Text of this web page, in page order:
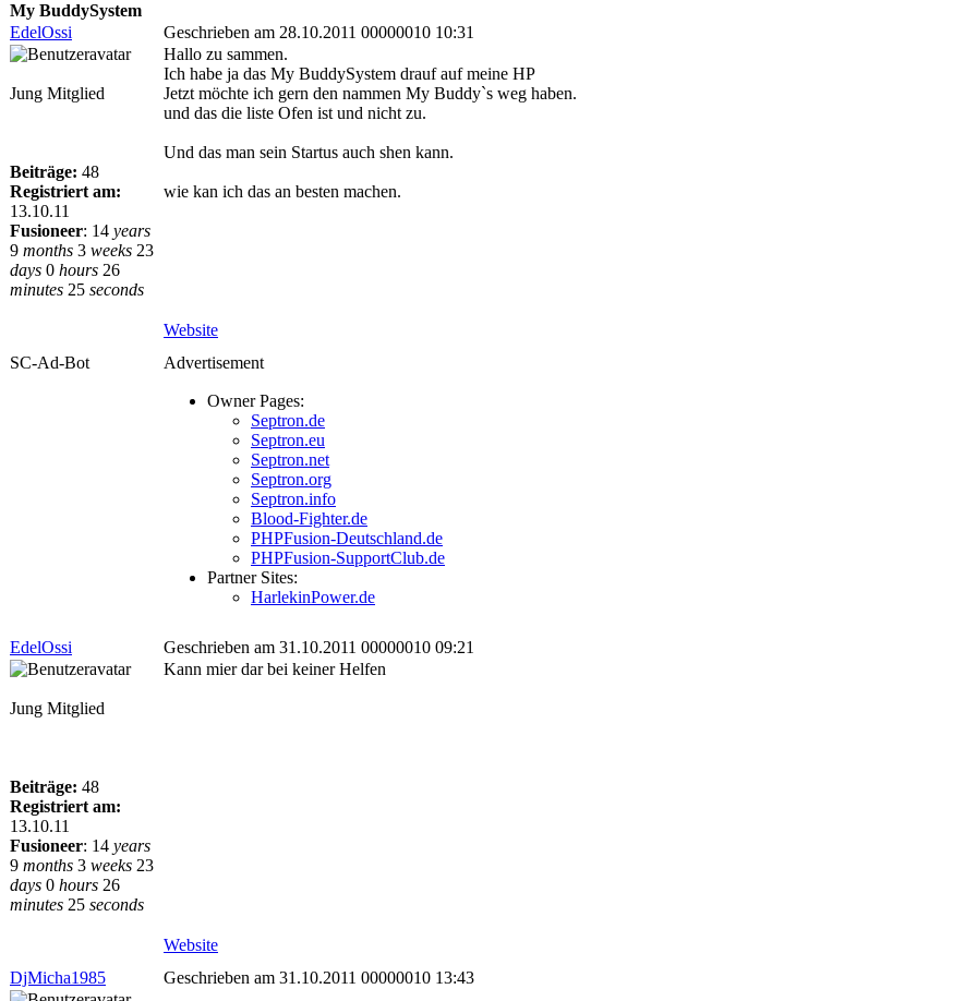
My BuddySystem
EdelOssi
Geschrieben am 28.10.2011 00000010 10:31
Jung Mitglied
Beiträge: 48
Registriert am:
13.10.11
Fusioneer: 14 years
9 months 3 weeks 23
days 0 hours 26
minutes 25 seconds
Hallo zu sammen.
Ich habe ja das My BuddySystem drauf auf meine HP
Jetzt möchte ich gern den nammen My Buddy`s weg haben.
und das die liste Ofen ist und nicht zu.
Und das man sein Startus auch shen kann.
wie kan ich das an besten machen.
Website
SC-Ad-Bot
Advertisement
Owner Pages:
Septron.de
Septron.eu
Septron.net
Septron.org
Septron.info
Blood-Fighter.de
PHPFusion-Deutschland.de
PHPFusion-SupportClub.de
Partner Sites:
HarlekinPower.de
EdelOssi Geschrieben am 31.10.2011 00000010 09:21
Jung Mitglied
Beiträge: 48
Registriert am:
13.10.11
Fusioneer: 14 years
9 months 3 weeks 23
days 0 hours 26
minutes 25 seconds
Kann mier dar bei keiner Helfen
Website
DjMicha1985
Geschrieben am 31.10.2011 00000010 13:43